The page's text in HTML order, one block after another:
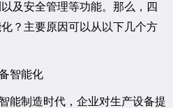
及安全管理等功能。那么，四
？主要原因可以从以下几个方
智能化
能制造时代，企业对生产设备提